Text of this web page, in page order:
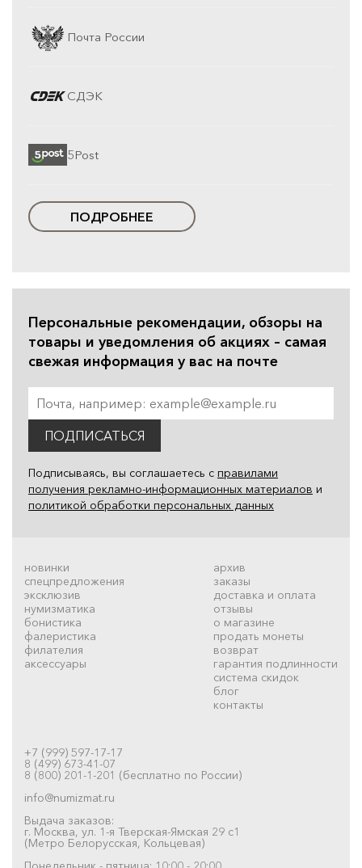
Почта России
СДЭК
5Post
ПОДРОБНЕЕ
Персональные рекомендации, обзоры на
товары и уведомления об акциях – самая
свежая информация у вас на почте
ПОДПИСАТЬСЯ
Подписываясь, вы соглашаетесь с правилами
получения рекламно-информационных материалов и
политикой обработки персональных данных
новинки
спецпредложения
эксклюзив
нумизматика
бонистика
фалеристика
филателия
аксессуары
архив
заказы
доставка и оплата
отзывы
о магазине
продать монеты
возврат
гарантия подлинности
система скидок
блог
контакты
+7 (999) 597-17-17
8 (499) 673-41-07
8 (800) 201-1-201 (бесплатно по России)
info@numizmat.ru
Выдача заказов:
г. Москва, ул. 1-я Тверская-Ямская 29 с1
(Метро Белорусская, Кольцевая)